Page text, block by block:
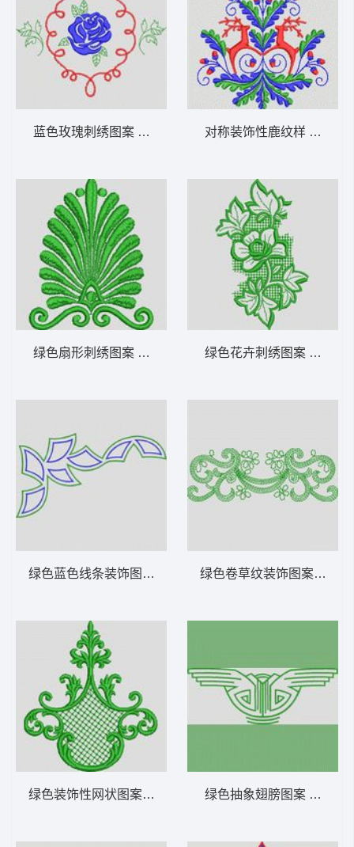
蓝色玫瑰刺绣图案 植物花型
绿色扇形刺绣图案 植物花型
绿色蓝色线条装饰图案 植物花型
绿色装饰性网状图案 植物花型
对称装饰性鹿纹样 植物花
绿色花卉刺绣图案 植物花
绿色卷草纹装饰图案 植物
绿色抽象翅膀图案 植物花